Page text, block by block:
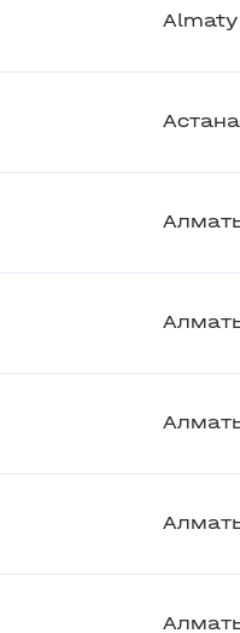
Almaty
Астана